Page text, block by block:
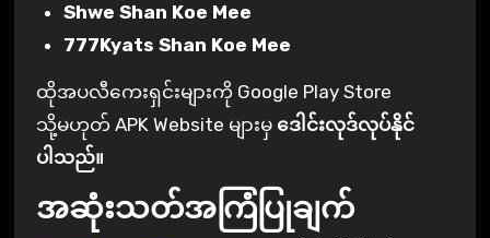
Shwe Shan Koe Mee
777Kyats Shan Koe Mee
ထိုအပလီကေးရှင်းများကို Google Play Store
သို့မဟုတ် APK Website များမှ ဒေါင်းလုဒ်လုပ်နိုင်
ပါသည်။
အဆုံးသတ်အကြံပြုချက်